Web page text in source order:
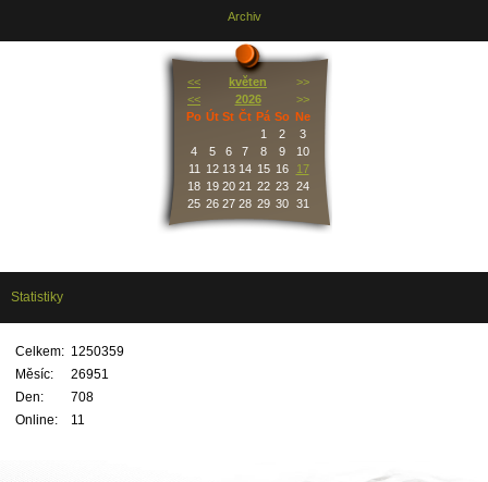
Archiv
<< květen
>>
<<
2026
>>
Po Út St Čt Pá So Ne
1
2
3
4
5 6 7 8 9
10
11
12 13 14 15 16
17
18 19 20 21 22 23 24
25 26 27 28 29 30 31
Statistiky
Online: 11
Celkem: 1250359
Měsíc:
26951
Den:
708